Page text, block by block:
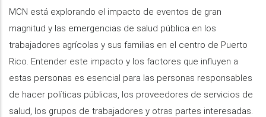
MCN está explorando el impacto de eventos de gran
magnitud y las emergencias de salud pública en los
trabajadores agrícolas y sus familias en el centro de Puerto
Rico. Entender este impacto y los factores que influyen a
estas personas es esencial para las personas responsables
de hacer políticas públicas, los proveedores de servicios de
salud, los grupos de trabajadores y otras partes interesadas.